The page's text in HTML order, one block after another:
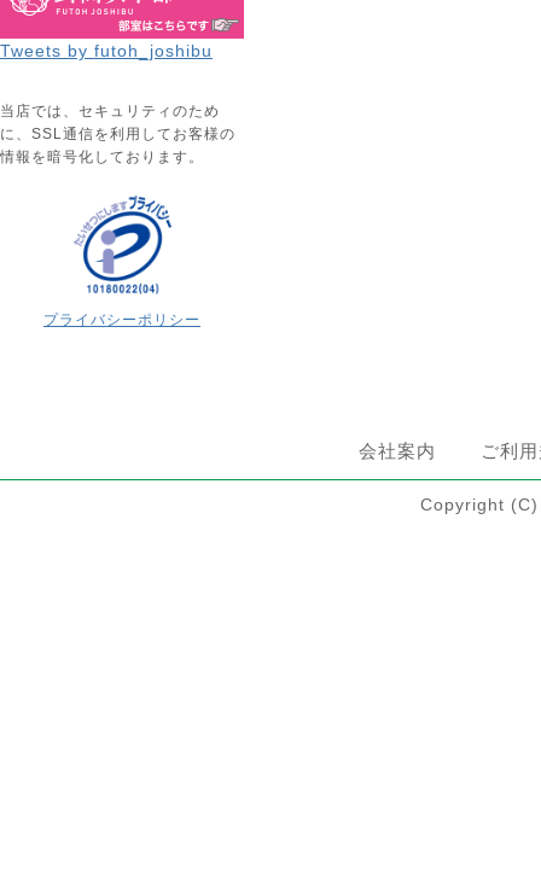
Tweets by futoh_joshibu
当店では、セキュリティのため
に、SSL通信を利用してお客様の
情報を暗号化しております。
プライバシーポリシー
会社案内 ご利
Copyright